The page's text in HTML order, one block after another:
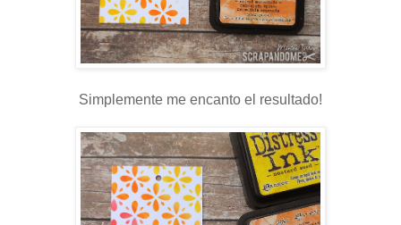
Simplemente me encanto el resultado!